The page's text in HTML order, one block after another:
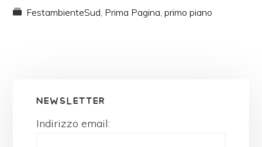
(TWITTER)
FestambienteSud, Prima Pagina,primo piano
NEWSLETTER
Indirizzo email: